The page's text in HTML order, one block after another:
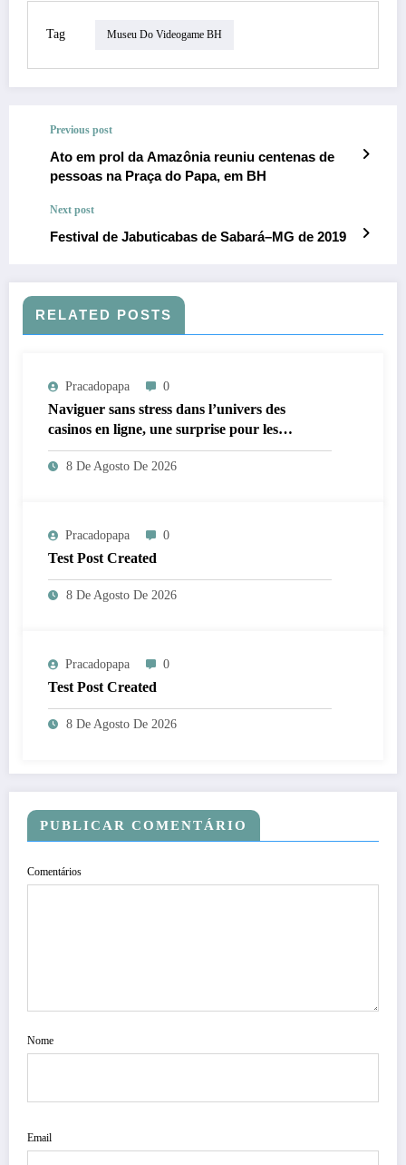
Tag Museu Do Videogame BH
Previous post
Ato em prol da Amazônia reuniu centenas de
pessoas na Praça do Papa, em BH
Next post
Festival de Jabuticabas de Sabará–MG de 2019
RELATED POSTS
Pracadopapa 0
Naviguer sans stress dans l’univers des
casinos en ligne, une surprise pour les
néophytes
8 De Agosto De 2026
Pracadopapa 0
Test Post Created
8 De Agosto De 2026
Pracadopapa 0
Test Post Created
8 De Agosto De 2026
PUBLICAR COMENTÁRIO
Comentários
Nome
Email